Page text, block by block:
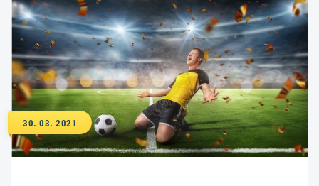
30. 03. 2021